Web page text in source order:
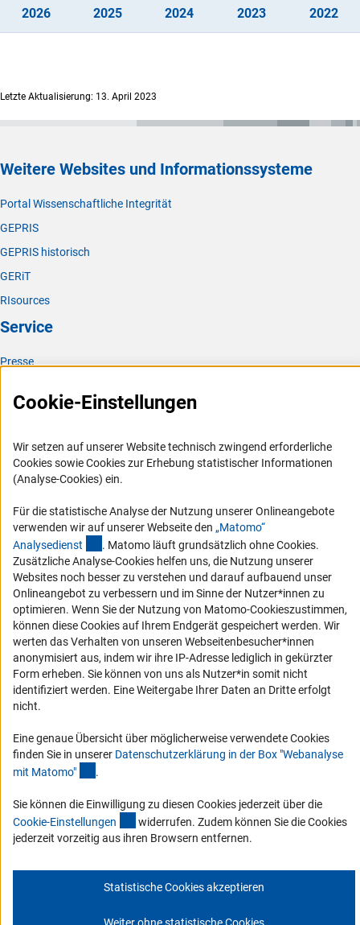
2026(interner Link)
2025(interner Link)
2024(interner Link)
2023(interner Link)
2022
Letzte Aktualisierung: 13. April 2023
Weitere Websites und Informationssysteme
Portal Wissenschaftliche Integrität
GEPRIS
GEPRIS historisch
GERiT
RIsources
Service
Presse
Karriere
RSS-Feeds
Compliance
Vergabeverfahren
Barrierefreiheit
Service und Informationen für Menschen mit Behinderungen
Erklärung zur Barrierefreiheit
Barriere melden
DFG-aktuell
Erhalten Sie Neuigkeiten aus der DFG direkt in Ihr Mailpostfach oder
schauen Sie sich die Ausgaben online an.
Zum Newsletter
Impressum Datenschutz Cookie-Einstellungen
Kontakt
Service
Cookie-Einstellungen
Wir setzen auf unserer Website technisch zwingend erforderliche
Cookies sowie Cookies zur Erhebung statistischer Informationen
(Analyse-Cookies) ein.
Für die statistische Analyse der Nutzung unserer Onlineangebote
verwenden wir auf unserer Webseite den „Matomo“
Analysedienst (externer Link)
. Matomo läuft grundsätzlich ohne Cookies.
Zusätzliche Analyse-Cookies helfen uns, die Nutzung unserer
Websites noch besser zu verstehen und darauf aufbauend unser
Onlineangebot zu verbessern und im Sinne der Nutzer*innen zu
optimieren. Wenn Sie der Nutzung von Matomo-Cookieszustimmen,
können diese Cookies auf Ihrem Endgerät gespeichert werden. Wir
werten das Verhalten von unseren Webseitenbesucher*innen
anonymisiert aus, indem wir ihre IP-Adresse lediglich in gekürzter
Form erheben. Sie können von uns als Nutzer*in somit nicht
identifiziert werden. Eine Weitergabe Ihrer Daten an Dritte erfolgt
nicht.
Eine genaue Übersicht über möglicherweise verwendete Cookies
finden Sie in unserer Datenschutzerklärung in der Box "Webanalyse
mit Matomo" .
Sie können die Einwilligung zu diesen Cookies jederzeit über die
Cookie-Einstellungen (interner Link)
widerrufen. Zudem können Sie die Cookies
jederzeit vorzeitig aus ihren Browsern entfernen.
Statistische Cookies akzeptieren